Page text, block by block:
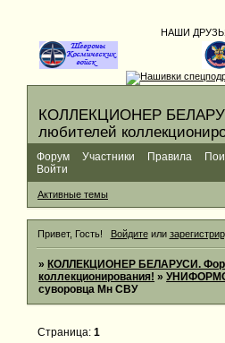
НАШИ
КОЛЛЕКЦИОНЕР
любителей
Форум Участники Правила
Войти
Активные темы
Привет, Гость! Войдитеили
»КОЛЛЕКЦИОНЕР БЕЛАРУСИ.
коллекционирования! »
суворовца Мн СВУ
Страница:1